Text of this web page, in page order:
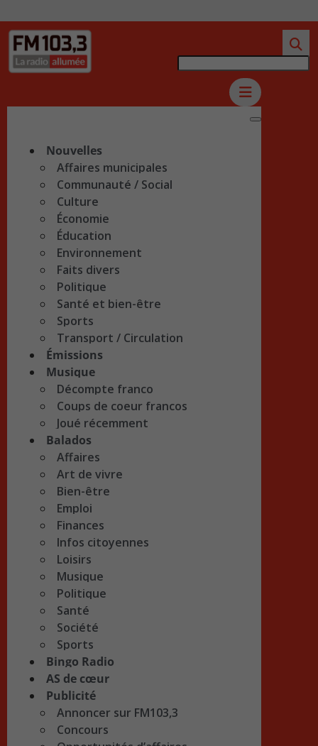
Nouvelles
Affaires municipales
Communauté / Social
Culture
Économie
Éducation
Environnement
Faits divers
Politique
Santé et bien-être
Sports
Transport / Circulation
Émissions
Musique
Décompte franco
Coups de coeur francos
Joué récemment
Balados
Affaires
Art de vivre
Bien-être
Emploi
Finances
Infos citoyennes
Loisirs
Musique
Politique
Santé
Société
Sports
Bingo Radio
AS de cœur
Publicité
Annoncer sur FM103,3
Concours